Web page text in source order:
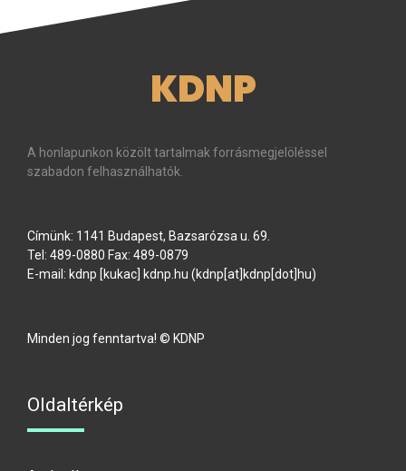
KDNP
A honlapunkon közölt tartalmak forrásmegjelöléssel
szabadon felhasználhatók.
Címünk: 1141 Budapest, Bazsarózsa u. 69.
Tel: 489-0880 Fax: 489-0879
E-mail: kdnp [kukac] kdnp.hu (kdnp[at]kdnp[dot]hu)
Minden jog fenntartva! © KDNP
Oldaltérkép